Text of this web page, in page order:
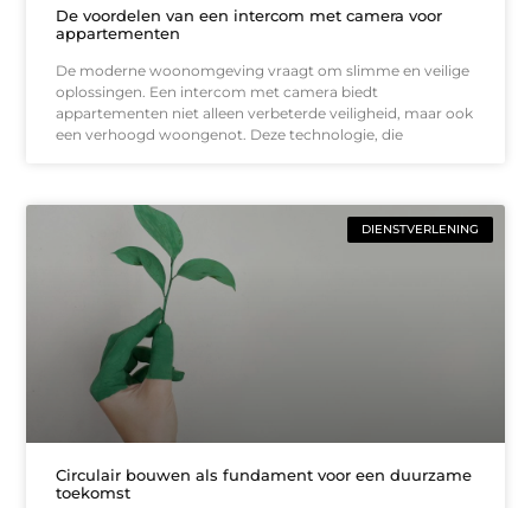
De voordelen van een intercom met camera voor
appartementen
De moderne woonomgeving vraagt om slimme en veilige
oplossingen. Een intercom met camera biedt
appartementen niet alleen verbeterde veiligheid, maar ook
een verhoogd woongenot. Deze technologie, die
DIENSTVERLENING
Circulair bouwen als fundament voor een duurzame
toekomst